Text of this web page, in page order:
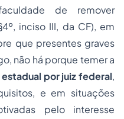
de remover
inciso III, da CF), em
que presentes graves
não há porque temer a
por juiz federal,
e em situações
pelo interesse